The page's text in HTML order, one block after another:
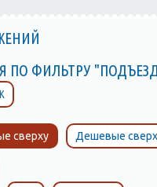
ПО ФИЛЬТРУ
сверху Дешевые